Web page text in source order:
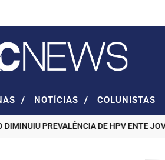
/ NOTÍCIAS / COLUNISTAS
PREVALÊNCIA DE HPV ENTE JOVENS